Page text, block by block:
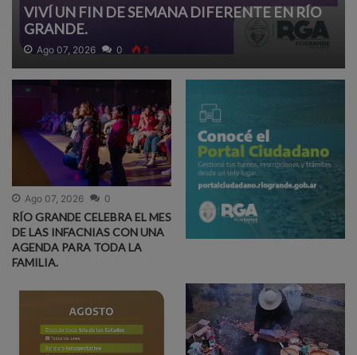
VIVÍ UN FIN DE SEMANA DIFERENTE EN RÍO
GRANDE.
Ago 07, 2026 0 2
Ago 07, 2026 0
RÍO GRANDE CELEBRA EL MES
DE LAS INFACNIAS CON UNA
AGENDA PARA TODA LA
FAMILIA.